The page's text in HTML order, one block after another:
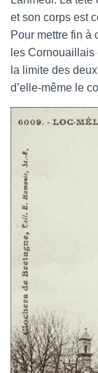
et son corps est
Pour mettre fin à
les
la limite des
d’elle-même le